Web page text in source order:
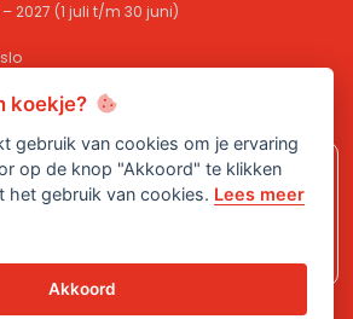
2027 (1 juli t/m 30 juni)
je aan bij SC Angelslo en sluit je
koekje?
gebruik van cookies om je ervaring
op de knop "Akkoord" te klikken
het gebruik van cookies. Lees meer
Akkoord